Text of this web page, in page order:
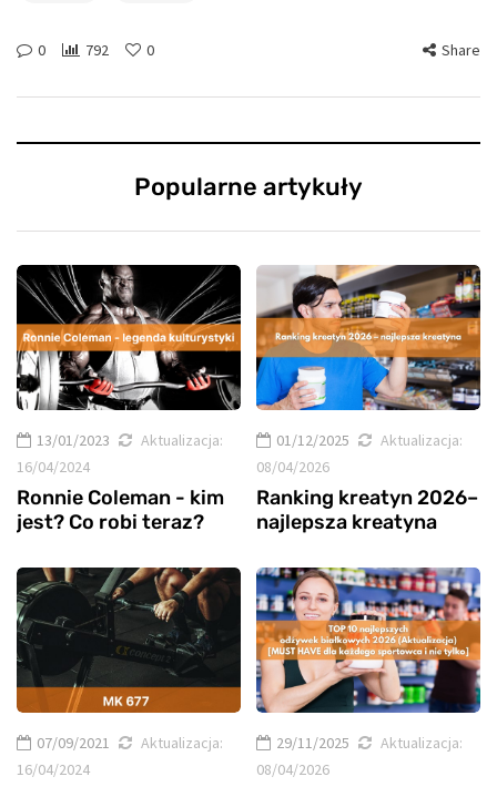
0 792 0 Share
Popularne artykuły
13/01/2023
Aktualizacja:
16/04/2024
Ronnie Coleman - kim
jest? Co robi teraz?
01/12/2025
Aktualizacja:
08/04/2026
Ranking kreatyn 2026–
najlepsza kreatyna
07/09/2021
Aktualizacja:
16/04/2024
29/11/2025
Aktualizacja:
08/04/2026